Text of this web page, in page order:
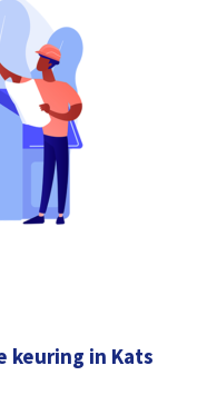
keuring in Kats